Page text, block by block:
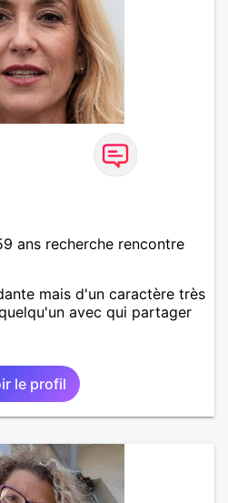
ans recherche rencontre
mais d'un caractère très
avec qui partager
le profil